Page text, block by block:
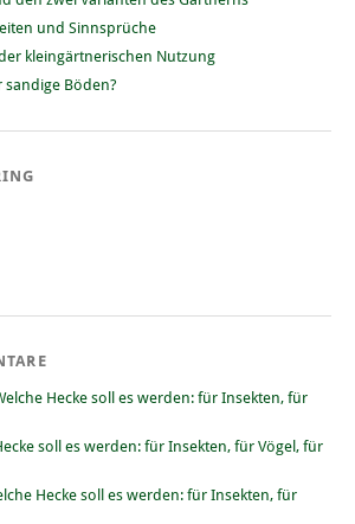
und Sinnsprüche
kleingärtnerischen Nutzung
sandige Böden?
Hecke soll es werden: für Insekten, für
soll es werden: für Insekten, für Vögel, für
Hecke soll es werden: für Insekten, für